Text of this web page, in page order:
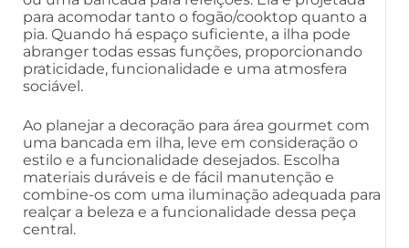
para acomodar tanto o fogão/cooktop quanto a
pia. Quando há espaço suficiente, a ilha pode
abranger todas essas funções, proporcionando
praticidade, funcionalidade e uma atmosfera
sociável.
Ao planejar a decoração para área gourmet com
uma bancada em ilha, leve em consideração o
estilo e a funcionalidade desejados. Escolha
materiais duráveis e de fácil manutenção e
combine-os com uma iluminação adequada para
realçar a beleza e a funcionalidade dessa peça
central.